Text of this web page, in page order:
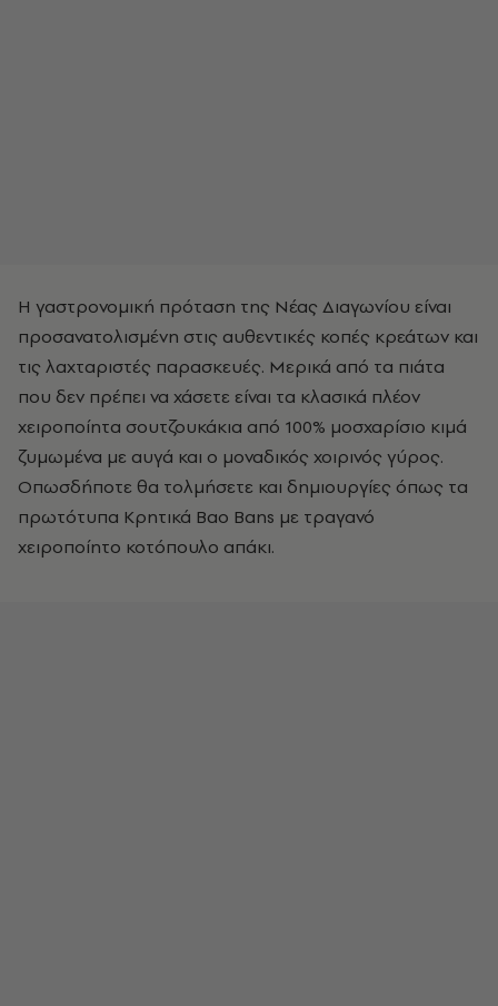
Η γαστρονομική πρόταση της Νέας Διαγωνίου είναι
προσανατολισμένη στις αυθεντικές κοπές κρεάτων και
τις λαχταριστές παρασκευές. Μερικά από τα πιάτα
που δεν πρέπει να χάσετε είναι τα κλασικά πλέον
χειροποίητα σουτζουκάκια από 100% μοσχαρίσιο κιμά
ζυμωμένα με αυγά και ο μοναδικός χοιρινός γύρος.
Οπωσδήποτε θα τολμήσετε και δημιουργίες όπως τα
πρωτότυπα Κρητικά Bao Bans με τραγανό
χειροποίητο κοτόπουλο απάκι.